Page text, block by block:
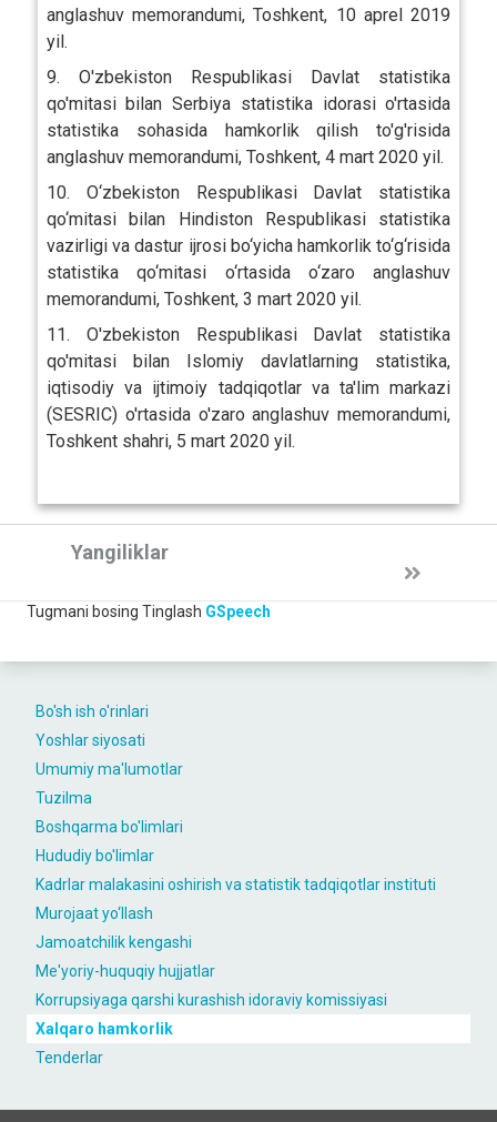
Bo'sh ish o'rinlari
Yoshlar siyosati
Umumiy ma'lumotlar
Tuzilma
Boshqarma bo'limlari
Hududiy bo'limlar
Kаdrlаr malakasini oshirish vа stаtistik tаdqiqotlаr instituti
Murojaat yo‘llash
Jamoatchilik kengashi
Me'yoriy-huquqiy hujjatlar
Korrupsiyaga qarshi kurashish idoraviy komissiyasi
Xalqaro hamkorlik
Tenderlar
anglashuv memorandumi, Toshkent, 10 aprel 2019
yil.
9. O'zbekiston Respublikasi Davlat statistika
qo'mitasi bilan Serbiya statistika idorasi o'rtasida
statistika sohasida hamkorlik qilish to'g'risida
anglashuv memorandumi, Toshkent, 4 mart 2020 yil.
10. O‘zbekiston Respublikasi Davlat statistika
qo‘mitasi bilan Hindiston Respublikasi statistika
vazirligi va dastur ijrosi bo‘yicha hamkorlik to‘g‘risida
statistika qo‘mitasi o‘rtasida o‘zaro anglashuv
memorandumi, Toshkent, 3 mart 2020 yil.
11. O'zbekiston Respublikasi Davlat statistika
qo'mitasi bilan Islomiy davlatlarning statistika,
iqtisodiy va ijtimoiy tadqiqotlar va ta'lim markazi
(SESRIC) o'rtasida o'zaro anglashuv memorandumi,
Toshkent shahri, 5 mart 2020 yil.
Yangiliklar
Tugmani bosing Tinglash GSpeech